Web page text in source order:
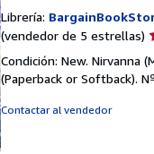
Librería:
(vendedor de 5 estrellas)
5
Condición: New. Nirvanna
(Paperback or Softback).
Contactar al vendedor